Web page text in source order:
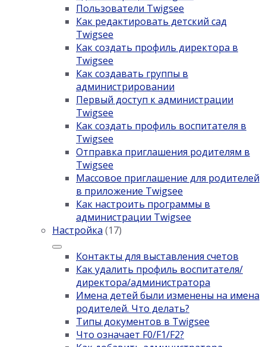
Пользователи Twigsee
Как редактировать детский сад
Twigsee
Как создать профиль директора в
Twigsee
Как создавать группы в
администрировании
Первый доступ к администрации
Twigsee
Как создать профиль воспитателя в
Twigsee
Отправка приглашения родителям в
Twigsee
Массовое приглашение для родителей
в приложение Twigsee
Как настроить программы в
администрации Twigsee
Настройка (17)
Контакты для выставления счетов
Как удалить профиль воспитателя/
директора/администратора
Имена детей были изменены на имена
родителей. Что делать?
Типы документов в Twigsee
Что означает F0/F1/F2?